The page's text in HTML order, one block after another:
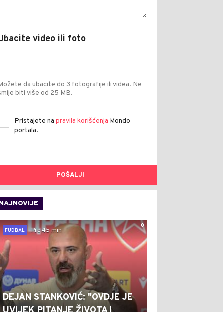
video ili foto
da ubacite do 3 fotografije ili videa. Ne
biti više od 25 MB.
Pristajete na pravila korišćenja Mondo
portala.
POŠALJI
NAJNOVIJE
0
FUDBAL
Pre 45 min
DEJAN STANKOVIĆ: "OVDJE JE